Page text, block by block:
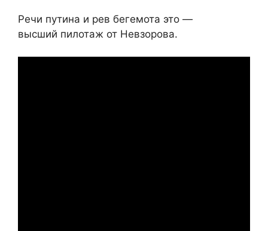
Речи путина и рев бегемота это —
высший пилотаж от Невзорова.